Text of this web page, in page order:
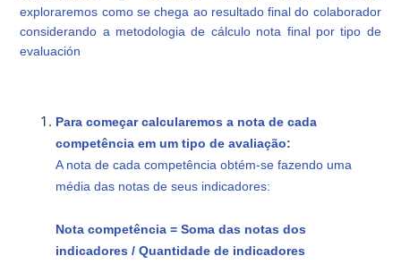
exploraremos como se chega ao resultado final do colaborador
considerando a metodologia de cálculo nota final por tipo de
evaluación
Para começar calcularemos a nota de cada
competência em um tipo de avaliação:
A nota de cada competência obtém-se fazendo uma
média das notas de seus indicadores:
Nota competência = Soma das notas dos
indicadores / Quantidade de indicadores